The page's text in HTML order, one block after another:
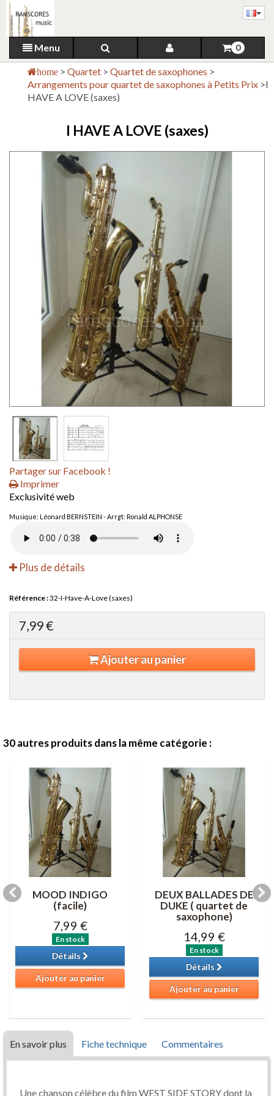
Menu 0
home > Quartet > Quartet de saxophones >
Arrangements pour quartet de saxophones à Petits Prix >I
HAVE A LOVE (saxes)
I HAVE A LOVE (saxes)
Partager sur Facebook !
Imprimer
Exclusivité web
Musique: Léonard BERNSTEIN - Arrgt: Ronald ALPHONSE
Plus de détails
Référence :32-I-Have-A-Love (saxes)
7,99 €
Ajouter au panier
30 autres produits dans la même catégorie :
MOOD INDIGO
(facile)
7,99 €
En stock
Détails
Ajouter au panier
DEUX BALLADES DE
DUKE ( quartet de
saxophone)
14,99 €
En stock
Détails
Ajouter au panier
En savoir plus Fiche technique Commentaires
Une chanson célèbre du film WEST SIDE STORY dont la